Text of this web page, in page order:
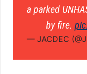
a parked
by fire.
— JACDEC